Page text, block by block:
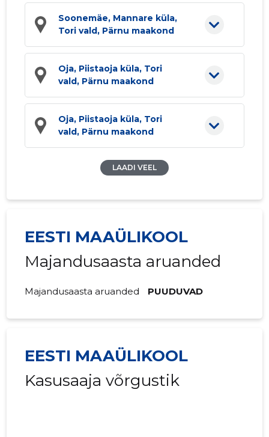
Soonemäe, Mannare küla,
Tori vald, Pärnu maakond
Oja, Piistaoja küla, Tori
vald, Pärnu maakond
Oja, Piistaoja küla, Tori
vald, Pärnu maakond
LAADI VEEL
EESTI MAAÜLIKOOL
Majandusaasta aruanded
Majandusaasta aruanded PUUDUVAD
EESTI MAAÜLIKOOL
Kasusaaja võrgustik